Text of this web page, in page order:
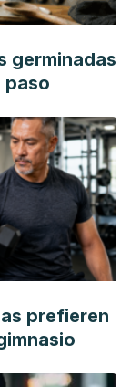
germinadas
paso
prefieren